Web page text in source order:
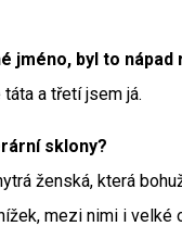
jméno, byl to
a třetí jsem já.
sklony?
ženská, která
mezi nimi i velké